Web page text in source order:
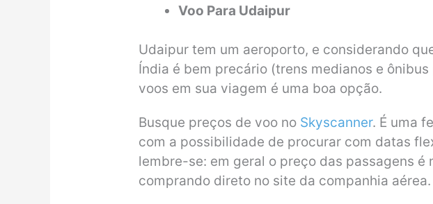
Voo Para Udaipur
Udaipur tem um aeroporto, e considerando
Índia é bem precário (trens medianos e
voos em sua viagem é uma boa opção.
Busque preços de voo no Skyscanner. É uma
com a possibilidade de procurar com datas
lembre-se: em geral o preço das passagens é
comprando direto no site da companhia aérea.